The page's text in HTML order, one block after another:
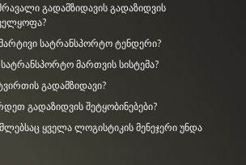
გადამზიდავის გადაზიდვის
სატრანსპორტო ტენდერი?
მართვის სისტემა?
გადამზიდავი?
გადაზიდვის შეტყობინებები?
ყველა ლოგისტიკის მენეჯერი უნდა